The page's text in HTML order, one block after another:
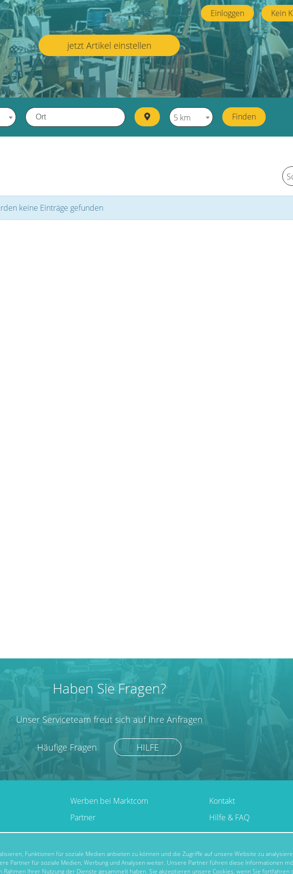
Einloggen Kein
jetzt Artikel einstellen
5 km Finden
keine Einträge gefunden
Haben Sie Fragen?
Unser Serviceteam freut sich auf Ihre Anfragen
Häufige Fragen HILFE
Werben bei Marktcom
Partner
Kontakt
Hilfe & FAQ
Funktionen für soziale Medien anbieten zu können und die Zugriffe auf unsere Website zu
Partner für soziale Medien, Werbung und Analysen weiter. Unsere Partner führen diese Informationen
Ihrer Nutzung der Dienste gesammelt haben. Sie akzeptieren unsere Cookies, wenn Sie fortfahren